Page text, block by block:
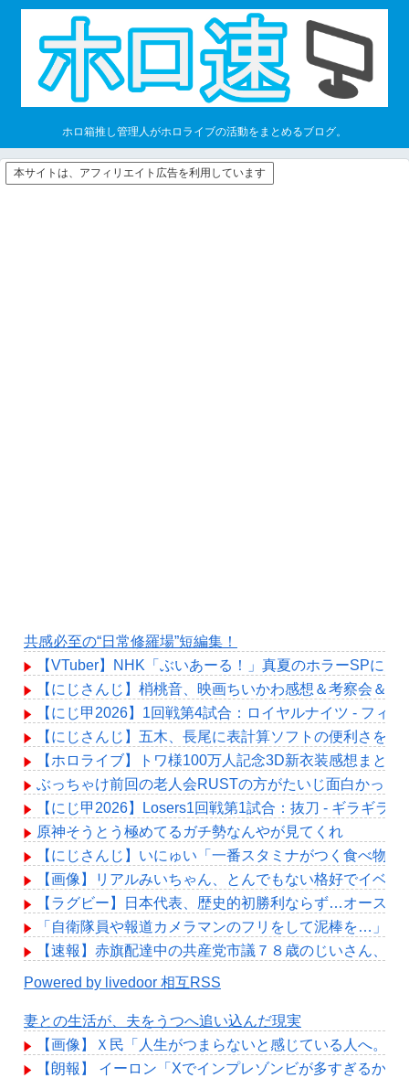
ホロ箱推し管理人がホロライブの活動をまとめるブログ。
本サイトは、アフィリエイト広告を利用しています
共感必至の“日常修羅場”短編集！
【VTuber】NHK「ぶいあーる！」真夏のホラーSPに
【にじさんじ】梢桃音、映画ちいかわ感想＆考察会＆
【にじ甲2026】1回戦第4試合：ロイヤルナイツ - フィ
【にじさんじ】五木、長尾に表計算ソフトの便利さを
【ホロライブ】トワ様100万人記念3D新衣装感想まとめ
ぶっちゃけ前回の老人会RUSTの方がたいじ面白かった
【にじ甲2026】Losers1回戦第1試合：抜刀 - ギラギラ
原神そうとう極めてるガチ勢なんやが見てくれ
【にじさんじ】いにゅい「一番スタミナがつく食べ物を
【画像】リアルみいちゃん、とんでもない格好でイベ
【ラグビー】日本代表、歴史的初勝利ならず…オースト
「自衛隊員や報道カメラマンのフリをして泥棒を…」
【速報】赤旗配達中の共産党市議７８歳のじいさん、
Powered by livedoor 相互RSS
妻との生活が、夫をうつへ追い込んだ現実
【画像】Ｘ民「人生がつまらないと感じている人へ。
【朗報】 イーロン「Xでインプレゾンビが多すぎるか